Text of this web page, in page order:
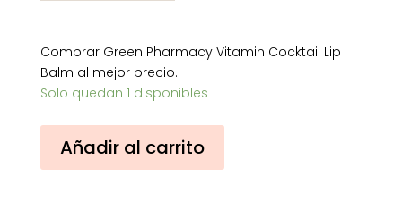
Comprar Green Pharmacy Vitamin Cocktail Lip
Balm al mejor precio.
Solo quedan 1 disponibles
Pharmacy
Vitamin
Añadir al carrito